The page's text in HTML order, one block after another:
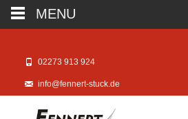
02273 913 924
info@fennert-stuck.de
MENU